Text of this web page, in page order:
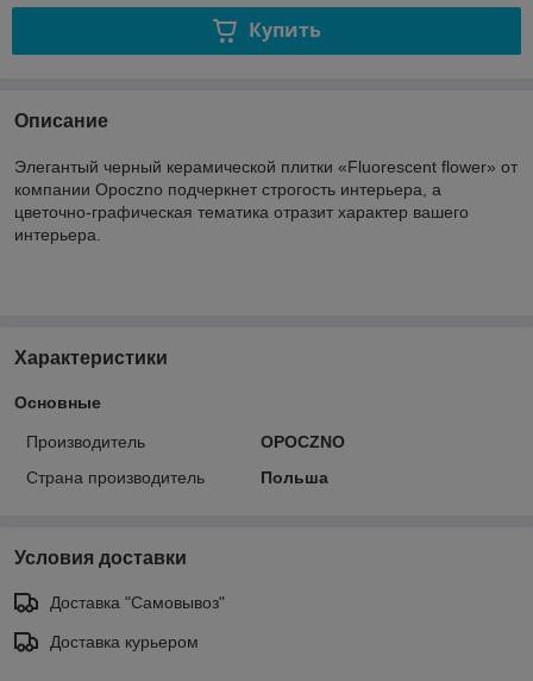
Купить
Описание
Элегантый черный керамической плитки «Fluorescent flower» от
компании Opoczno подчеркнет строгость интерьера, а
цветочно-графическая тематика отразит характер вашего
интерьера.
Характеристики
Основные
Производитель
OPOCZNO
Страна производитель
Польша
Условия доставки
Доставка "Самовывоз"
Доставка курьером